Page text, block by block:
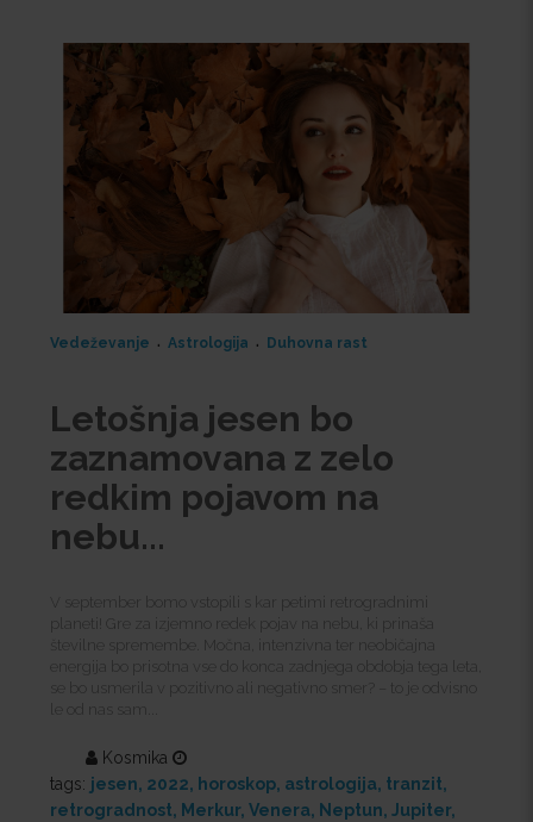
Vedeževanje Astrologija Duhovna rast
Letošnja jesen bo
zaznamovana z zelo
redkim pojavom na
nebu...
V september bomo vstopili s kar petimi retrogradnimi
planeti! Gre za izjemno redek pojav na nebu, ki prinaša
številne spremembe. Močna, intenzivna ter neobičajna
energija bo prisotna vse do konca zadnjega obdobja tega leta,
se bo usmerila v pozitivno ali negativno smer? – to je odvisno
le od nas sam...
Kosmika
tags: jesen 2022 horoskop astrologija tranzit
retrogradnost
Merkur Venera Neptun Jupiter